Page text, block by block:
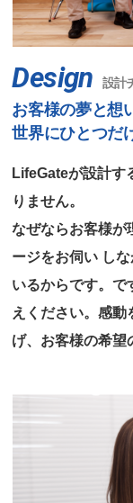
Design 設計
お客様の夢と想
世界にひとつだ
LifeGateが設計す
りません。
なぜならお客様が
ージをお伺い し
いるからです。で
えください。感動
げ、お客様の希望